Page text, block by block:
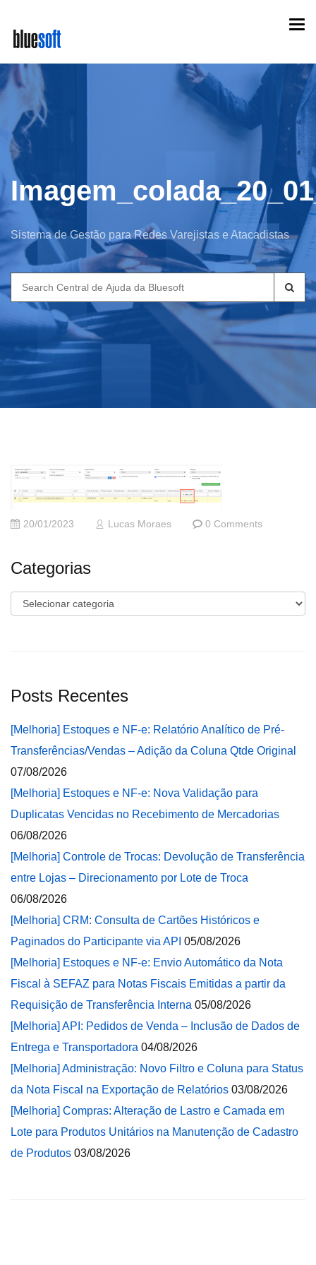
main
content
Sistema de Gestão para Redes Varejistas e Atacadistas
Search
for:
20/01/2023 Lucas Moraes 0 Comments
Categorias
Categorias
Posts Recentes
[Melhoria] Estoques e NF-e: Relatório Analítico de Pré-
Transferências/Vendas – Adição da Coluna Qtde Original
07/08/2026
[Melhoria] Estoques e NF-e: Nova Validação para
Duplicatas Vencidas no Recebimento de Mercadorias
06/08/2026
[Melhoria] Controle de Trocas: Devolução de Transferência
entre Lojas – Direcionamento por Lote de Troca
06/08/2026
[Melhoria] CRM: Consulta de Cartões Históricos e
Paginados do Participante via API 05/08/2026
[Melhoria] Estoques e NF-e: Envio Automático da Nota
Fiscal à SEFAZ para Notas Fiscais Emitidas a partir da
Requisição de Transferência Interna 05/08/2026
[Melhoria] API: Pedidos de Venda – Inclusão de Dados de
Entrega e Transportadora 04/08/2026
[Melhoria] Administração: Novo Filtro e Coluna para Status
da Nota Fiscal na Exportação de Relatórios 03/08/2026
[Melhoria] Compras: Alteração de Lastro e Camada em
Lote para Produtos Unitários na Manutenção de Cadastro
de Produtos 03/08/2026